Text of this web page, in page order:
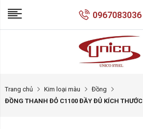
0967083036
Trang chủ Kim loại màu
Đồng
ĐỒNG THANH ĐỎ C1100 ĐẦY ĐỦ KÍCH THƯỚC